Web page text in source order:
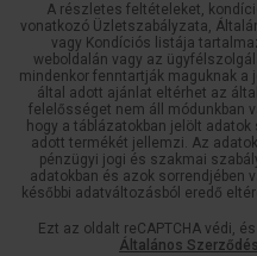
A részletes feltételeket,
vonatkozó Üzletszabályzata,
vagy Kondíciós listája
weboldalán vagy az
mindenkor fenntartják maguknak a
által adott ajánlat eltérhet az
felelősséget nem áll módunkban
hogy a táblázatokban jelölt
adott termékét jellemzi. Az
pénzügyi jogi és szakmai
adatokban és azok sorrendjében
későbbi adatváltozásból eredő
Ezt az oldalt reCAPTCHA védi,
Általános